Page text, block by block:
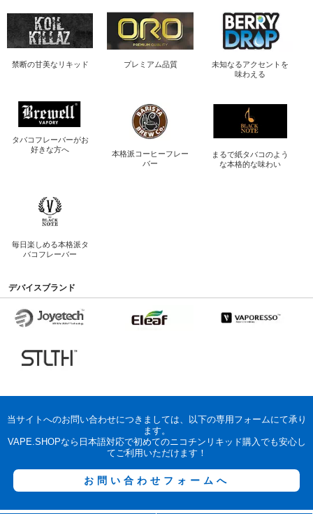
禁断の甘美なリキッド プレミアム品質
未知なるアクセントを
味わえる
タバコフレーバーがお
好きな方へ
本格派コーヒーフレー
バー
まるで紙タバコのよう
な本格的な味わい
毎日楽しめる本格派タ
バコフレーバー
デバイスブランド
当サイトへのお問い合わせにつきましては、以下の専用フォームにて承り
ます。
VAPE.SHOPなら日本語対応で初めてのニコチンリキッド購入でも安心し
てご利用いただけます！
お問い合わせフォームへ